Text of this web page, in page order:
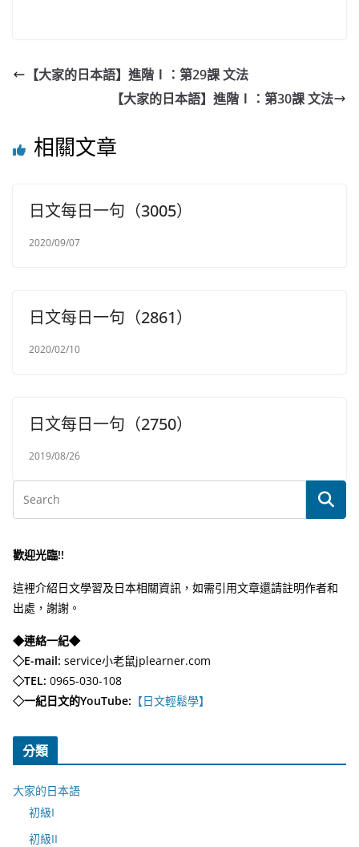
【大家的日本語】進階Ⅰ：第29課 文法
【大家的日本語】進階Ⅰ：第30課 文法
相關文章
日文每日一句（3005）
2020/09/07
日文每日一句（2861）
2020/02/10
日文每日一句（2750）
2019/08/26
歡迎光臨!!
這裡介紹日文學習及日本相關資訊，如需引用文章還請註明作者和
出處，謝謝。
◆連絡一紀◆
◇E-mail: service小老鼠jplearner.com
◇TEL: 0965-030-108
◇一紀日文的YouTube: 【日文輕鬆學】
分類
大家的日本語
初級I
初級II